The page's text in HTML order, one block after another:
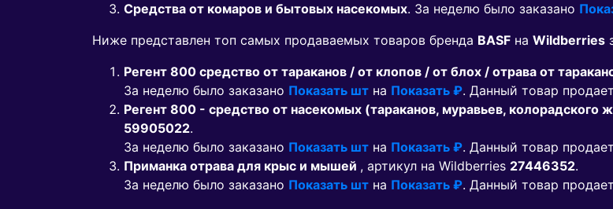
Средства от комаров и бытовых насекомых. За неделю было заказано
Ниже представлен топ самых продаваемых товаров бренда BASF на Wildberries
Регент 800 средство от тараканов / от клопов / от блох / отрава от
За неделю было заказано Показать шт на Показать ₽. Данный товар
Регент 800 - средство от насекомых (тараканов, муравьев, колорадского
59905022.
За неделю было заказано Показать шт на Показать ₽. Данный товар
Приманка отрава для крыс и мышей , артикул на Wildberries 27446352.
За неделю было заказано Показать шт на Показать ₽. Данный товар